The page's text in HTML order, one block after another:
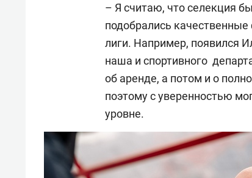
– Я считаю, что селекция
подобрались
лиги. Например, появился
наша и спортивного
об аренде, а потом и о
поэтому с уверенностью
уровне.